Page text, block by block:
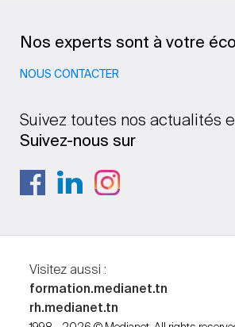
Nos experts sont à votre
NOUS CONTACTER
Suivez toutes nos actualités
Suivez-nous sur
Visitez aussi :
formation.medianet.tn
rh.medianet.tn